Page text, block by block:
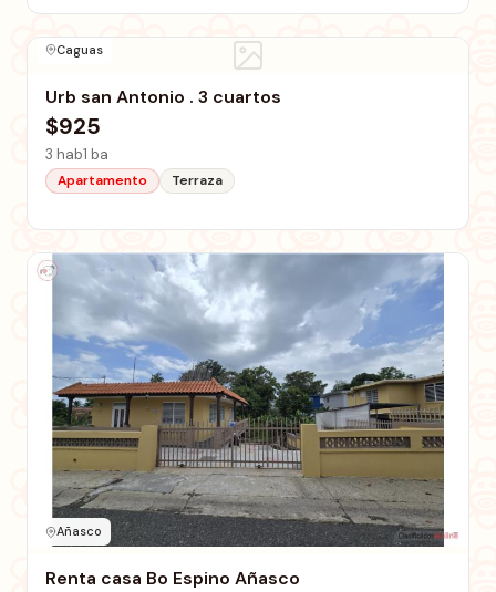
Caguas
Urb san Antonio . 3 cuartos
$925
3 hab1 ba
Apartamento Terraza
Añasco
Renta casa Bo Espino Añasco